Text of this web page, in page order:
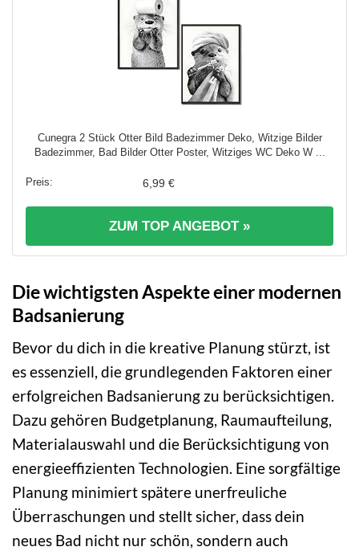
Cunegra 2 Stück Otter Bild Badezimmer Deko, Witzige Bilder
Badezimmer, Bad Bilder Otter Poster, Witziges WC Deko W ...
6,99 €
ZUM TOP ANGEBOT »
Die wichtigsten Aspekte einer modernen
Badsanierung
Bevor du dich in die kreative Planung stürzt, ist
es essenziell, die grundlegenden Faktoren einer
erfolgreichen Badsanierung zu berücksichtigen.
Dazu gehören Budgetplanung, Raumaufteilung,
Materialauswahl und die Berücksichtigung von
energieeffizienten Technologien. Eine sorgfältige
Planung minimiert spätere unerfreuliche
Überraschungen und stellt sicher, dass dein
neues Bad nicht nur schön, sondern auch